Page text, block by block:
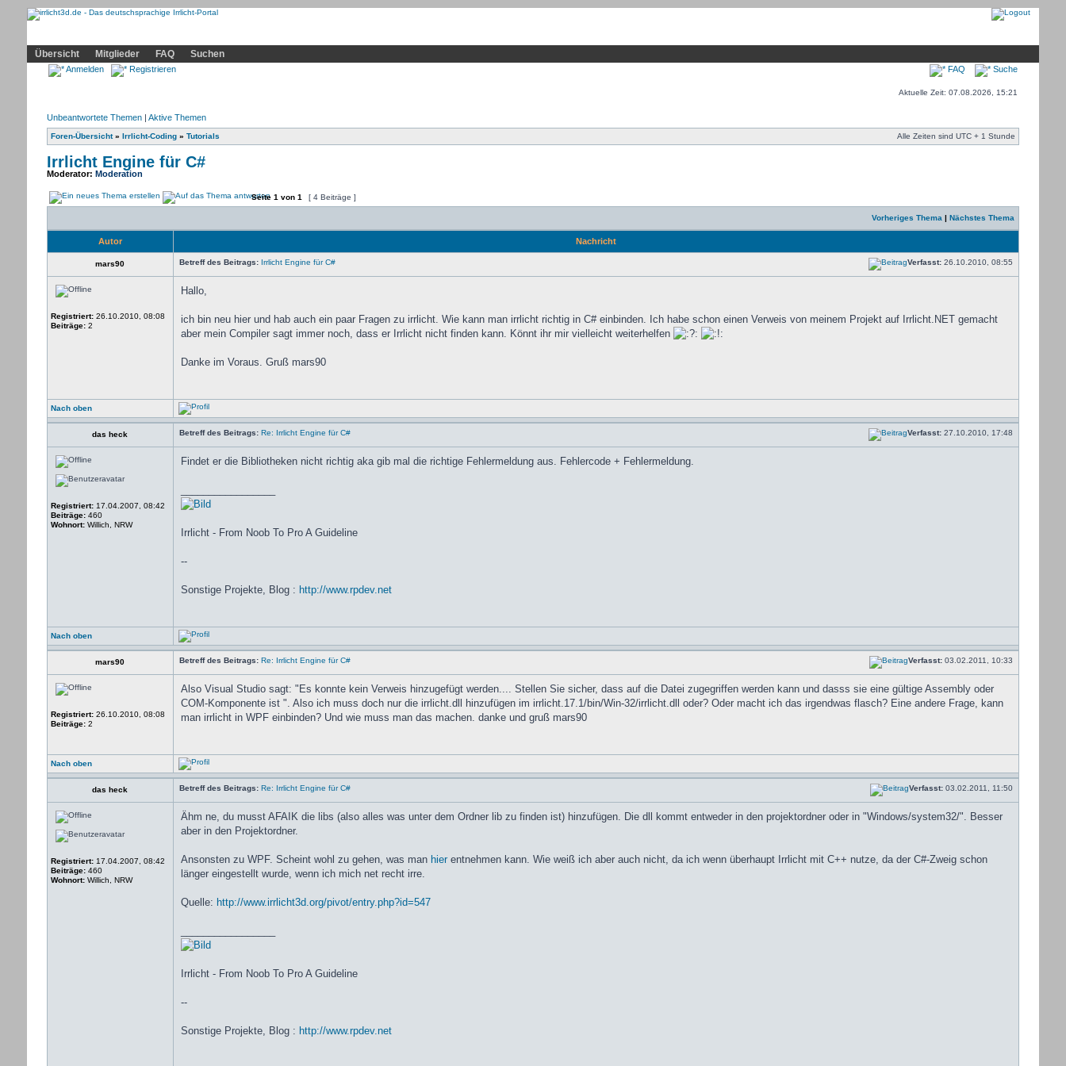
Übersicht
Mitglieder FAQ Suchen
Anmelden Registrieren FAQ Suche
Aktuelle Zeit: 07.08.2026, 15:21
Unbeantwortete Themen| Aktive Themen
Foren-Übersicht» Irrlicht-Coding» Tutorials Alle Zeiten sind UTC + 1 Stunde
Irrlicht Engine für C#
Moderator: Moderation
Seite 1 von 1 [ 4 Beiträge ]
Vorheriges Thema | Nächstes Thema
Autor Nachricht
mars90 Betreff des Beitrags: Irrlicht Engine für C# Verfasst:26.10.2010, 08:55
Registriert:26.10.2010, 08:08
Beiträge:2
Hallo,
ich bin neu hier und hab auch ein paar Fragen zu irrlicht. Wie kann man irrlicht richtig in C# einbinden. Ich habe schon einen Verweis von meinem Projekt auf Irrlicht.NET gemacht
aber mein Compiler sagt immer noch, dass er Irrlicht nicht finden kann. Könnt ihr mir vielleicht weiterhelfen
Danke im Voraus. Gruß mars90
Nach oben
das heck Betreff des Beitrags: Re: Irrlicht Engine für C# Verfasst:27.10.2010, 17:48
Registriert:17.04.2007, 08:42
Beiträge:460
Wohnort:Willich, NRW
Findet er die Bibliotheken nicht richtig aka gib mal die richtige Fehlermeldung aus. Fehlercode + Fehlermeldung.
Irrlicht - From Noob To Pro A Guideline
--
Sonstige Projekte, Blog : http://www.rpdev.net
Nach oben
mars90 Betreff des Beitrags: Re: Irrlicht Engine für C# Verfasst:03.02.2011, 10:33
Registriert:26.10.2010, 08:08
Beiträge:2
Also Visual Studio sagt: "Es konnte kein Verweis hinzugefügt werden.... Stellen Sie sicher, dass auf die Datei zugegriffen werden kann und dasss sie eine gültige Assembly oder
COM-Komponente ist ". Also ich muss doch nur die irrlicht.dll hinzufügen im irrlicht.17.1/bin/Win-32/irrlicht.dll oder? Oder macht ich das irgendwas flasch? Eine andere Frage, kann
man irrlicht in WPF einbinden? Und wie muss man das machen. danke und gruß mars90
Nach oben
das heck Betreff des Beitrags: Re: Irrlicht Engine für C# Verfasst:03.02.2011, 11:50
Registriert:17.04.2007, 08:42
Beiträge:460
Wohnort:Willich, NRW
Ähm ne, du musst AFAIK die libs (also alles was unter dem Ordner lib zu finden ist) hinzufügen. Die dll kommt entweder in den projektordner oder in "Windows/system32/". Besser
aber in den Projektordner.
Ansonsten zu WPF. Scheint wohl zu gehen, was man hierentnehmen kann. Wie weiß ich aber auch nicht, da ich wenn überhaupt Irrlicht mit C++ nutze, da der C#-Zweig schon
länger eingestellt wurde, wenn ich mich net recht irre.
Quelle: http://www.irrlicht3d.org/pivot/entry.php?id=547
Irrlicht - From Noob To Pro A Guideline
--
Sonstige Projekte, Blog : http://www.rpdev.net